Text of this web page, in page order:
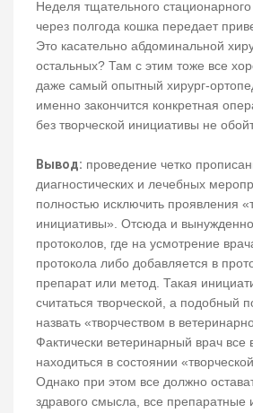
Неделя тщательного
через полгода кошка передает
Это касательно абдоминальной
остальных? Там с этим тоже все
даже самый опытный хирург-
именно закончится конкретная
без творческой инициативы не
Вывод: проведение четко
диагностических и лечебных
полностью исключить проявления
инициативы». Отсюда и
протоколов, где на усмотрение
протокола либо добавляется в
препарат или метод. Такая
считаться творческой, а подобный
назвать «творчеством в
Фактически ветеринарный врач
находиться в состоянии
Однако при этом все должно
здравого смысла, все препаратные